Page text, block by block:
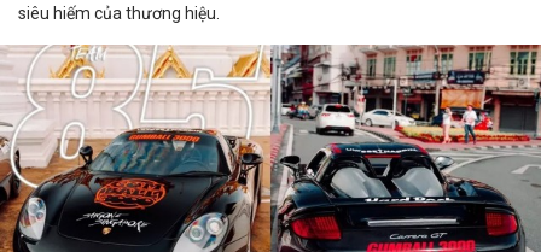
siêu hiếm của thương hiệu.